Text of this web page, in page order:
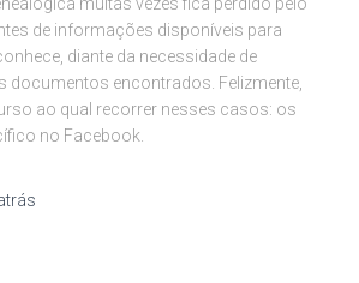
de informações disponíveis para
diante da necessidade de
documentos encontrados. Felizmente,
ao qual recorrer nesses casos: os
no Facebook.